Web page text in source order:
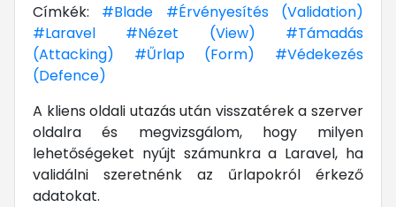
Címkék: #Blade
#Érvényesítés (Validation)
#Laravel
#Nézet (View)
#Támadás
(Attacking)
#Űrlap (Form)
#Védekezés
(Defence)
A kliens oldali utazás után visszatérek a szerver
oldalra és megvizsgálom, hogy milyen
lehetőségeket nyújt számunkra a Laravel, ha
validálni szeretnénk az űrlapokról érkező
adatokat.